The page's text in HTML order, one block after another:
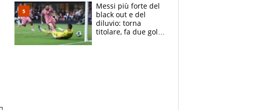
Messi più forte del
black out e del
diluvio: torna
titolare, fa due gol e